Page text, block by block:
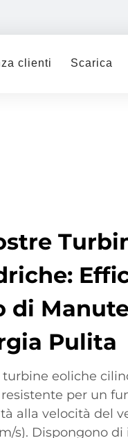
clienti Scarica
di
Pulita
turbine eoliche
per un
alla velocità del
s). Dispongono